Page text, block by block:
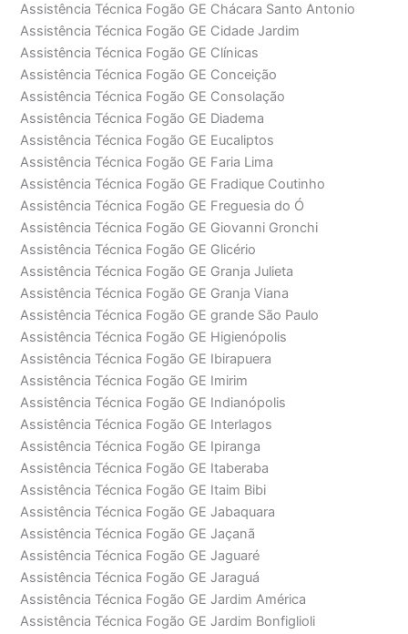
Assistência Técnica Fogão GE Chácara Santo Antonio
Assistência Técnica Fogão GE Cidade Jardim
Assistência Técnica Fogão GE Clínicas
Assistência Técnica Fogão GE Conceição
Assistência Técnica Fogão GE Consolação
Assistência Técnica Fogão GE Diadema
Assistência Técnica Fogão GE Eucaliptos
Assistência Técnica Fogão GE Faria Lima
Assistência Técnica Fogão GE Fradique Coutinho
Assistência Técnica Fogão GE Freguesia do Ó
Assistência Técnica Fogão GE Giovanni Gronchi
Assistência Técnica Fogão GE Glicério
Assistência Técnica Fogão GE Granja Julieta
Assistência Técnica Fogão GE Granja Viana
Assistência Técnica Fogão GE grande São Paulo
Assistência Técnica Fogão GE Higienópolis
Assistência Técnica Fogão GE Ibirapuera
Assistência Técnica Fogão GE Imirim
Assistência Técnica Fogão GE Indianópolis
Assistência Técnica Fogão GE Interlagos
Assistência Técnica Fogão GE Ipiranga
Assistência Técnica Fogão GE Itaberaba
Assistência Técnica Fogão GE Itaim Bibi
Assistência Técnica Fogão GE Jabaquara
Assistência Técnica Fogão GE Jaçanã
Assistência Técnica Fogão GE Jaguaré
Assistência Técnica Fogão GE Jaraguá
Assistência Técnica Fogão GE Jardim América
Assistência Técnica Fogão GE Jardim Bonfiglioli